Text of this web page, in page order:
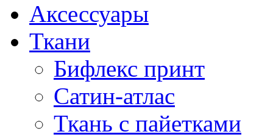
Аксессуары
Ткани
Бифлекс принт
Сатин-атлас
Ткань с пайетками